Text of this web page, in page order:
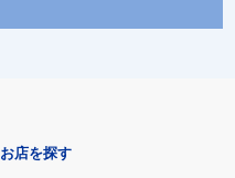
お店を探す